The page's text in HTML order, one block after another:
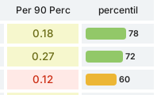
Per 90 Perc
percentil
0.18 78
0.27 72
0.12 60